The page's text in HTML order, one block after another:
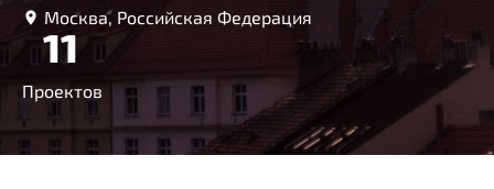
Москва, Российская Федерация
11
Проектов